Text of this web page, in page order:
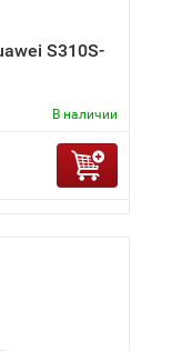
S310S-
В наличии